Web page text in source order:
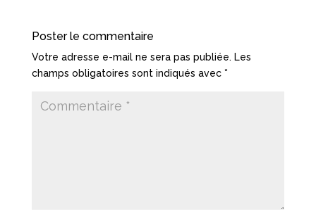
Poster le commentaire
Votre adresse e-mail ne sera pas publiée. Les
champs obligatoires sont indiqués avec *